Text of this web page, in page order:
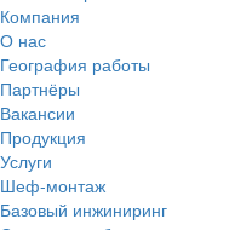
Компания
О нас
География работы
Партнёры
Вакансии
Продукция
Услуги
Шеф-монтаж
Базовый инжиниринг